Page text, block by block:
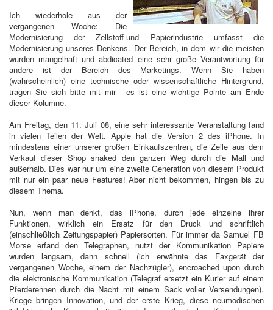
Ich wiederhole aus der
vergangenen Woche: Die
Modernisierung der Zellstoff-und Papierindustrie umfasst die
Modernisierung unseres Denkens. Der Bereich, in dem wir die meisten
wurden mangelhaft und abdicated eine sehr große Verantwortung für
andere ist der Bereich des Marketings. Wenn Sie haben
(wahrscheinlich) eine technische oder wissenschaftliche Hintergrund,
tragen Sie sich bitte mit mir - es ist eine wichtige Pointe am Ende
dieser Kolumne.
Am Freitag, den 11. Juli 08, eine sehr interessante Veranstaltung fand
in vielen Teilen der Welt. Apple hat die Version 2 des iPhone. In
mindestens einer unserer großen Einkaufszentren, die Zeile aus dem
Verkauf dieser Shop snaked den ganzen Weg durch die Mall und
außerhalb. Dies war nur um eine zweite Generation von diesem Produkt
mit nur ein paar neue Features! Aber nicht bekommen, hingen bis zu
diesem Thema.
Nun, wenn man denkt, das iPhone, durch jede einzelne ihrer
Funktionen, wirklich ein Ersatz für den Druck und schriftlich
(einschließlich Zeitungspapier) Papiersorten. Für immer da Samuel FB
Morse erfand den Telegraphen, nutzt der Kommunikation Papiere
wurden langsam, dann schnell (ich erwähnte das Faxgerät der
vergangenen Woche, einem der Nachzügler), encroached upon durch
die elektronische Kommunikation (Telegraf ersetzt ein Kurier auf einem
Pferderennen durch die Nacht mit einem Sack voller Versendungen).
Kriege bringen Innovation, und der erste Krieg, diese neumodischen